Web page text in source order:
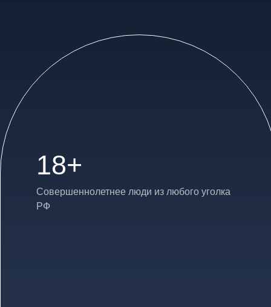
Совершеннолетнее люди из любого уголка
РФ
18+